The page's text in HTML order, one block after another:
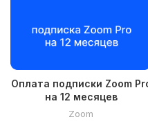
Оплата подписки Zoom
на 12 месяцев
Zoom